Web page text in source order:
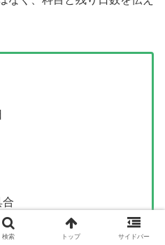
合
検索 トップ サイドバー